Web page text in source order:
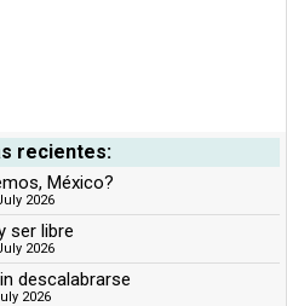
recientes:
México?
2026
ser libre
2026
descalabrarse
2026